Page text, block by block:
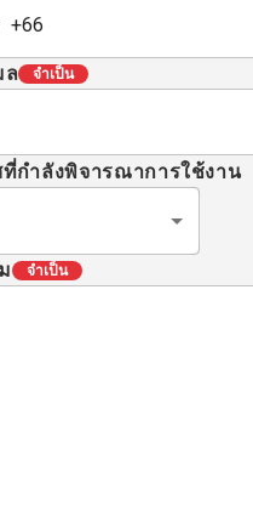
ล จำเป็น
ที่กำลังพิจารณาการใช้งาน
จำเป็น